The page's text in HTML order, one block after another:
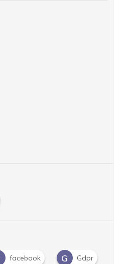
facebook G Gdpr